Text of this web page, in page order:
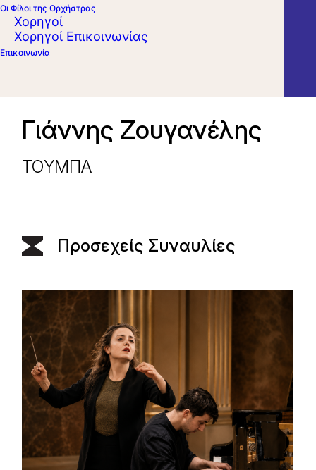
Οι Φίλοι της Ορχήστρας
Χορηγοί
Χορηγοί Επικοινωνίας
Επικοινωνία
Γιάννης Ζουγανέλης
ΤΟYΜΠΑ
Προσεχείς Συναυλίες